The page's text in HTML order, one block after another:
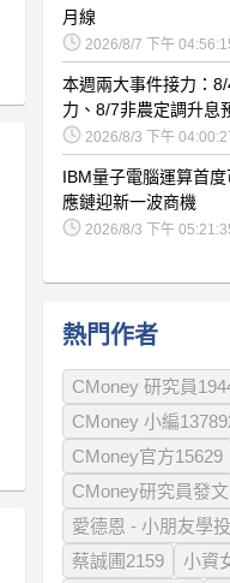
月線
2026/8/7 下午
本週兩大事件接力：
力、8/7非農定調升息
卡位最佳？
2026/8/3 下午
IBM量子電腦運算首
應鏈迎新一波商機
2026/8/3 下午
熱門作者
CMoney 研究員
CMoney 小編
CMoney官方15629
CMoney研究員發
愛德恩 - 小朋友學
蔡誠圃2159
小資